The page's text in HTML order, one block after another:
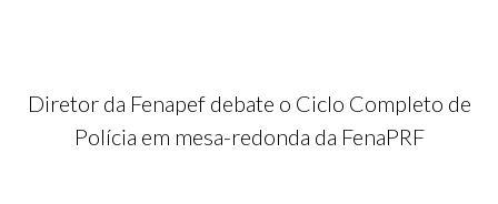
Diretor da Fenapef debate o Ciclo Completo de
Polícia em mesa-redonda da FenaPRF